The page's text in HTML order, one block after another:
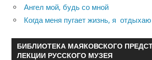
Ангел мой, будь со мной
Когда меня пугает жизнь, я
БИБЛИОТЕКА МАЯКОВСКОГО
ЛЕКЦИИ РУССКОГО МУЗЕЯ